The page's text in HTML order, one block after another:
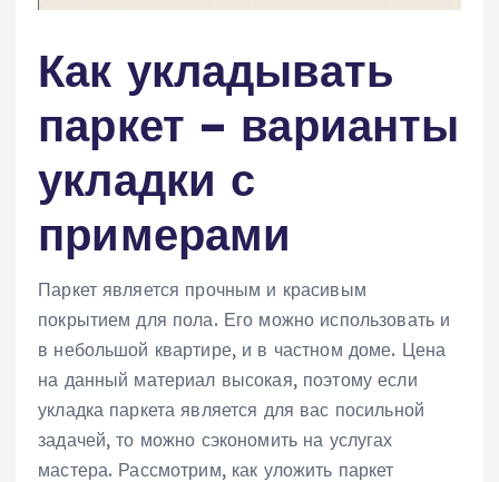
Как укладывать
паркет – варианты
укладки с
примерами
Паркет является прочным и красивым
покрытием для пола. Его можно использовать и
в небольшой квартире, и в частном доме. Цена
на данный материал высокая, поэтому если
укладка паркета является для вас посильной
задачей, то можно сэкономить на услугах
мастера. Рассмотрим, как уложить паркет